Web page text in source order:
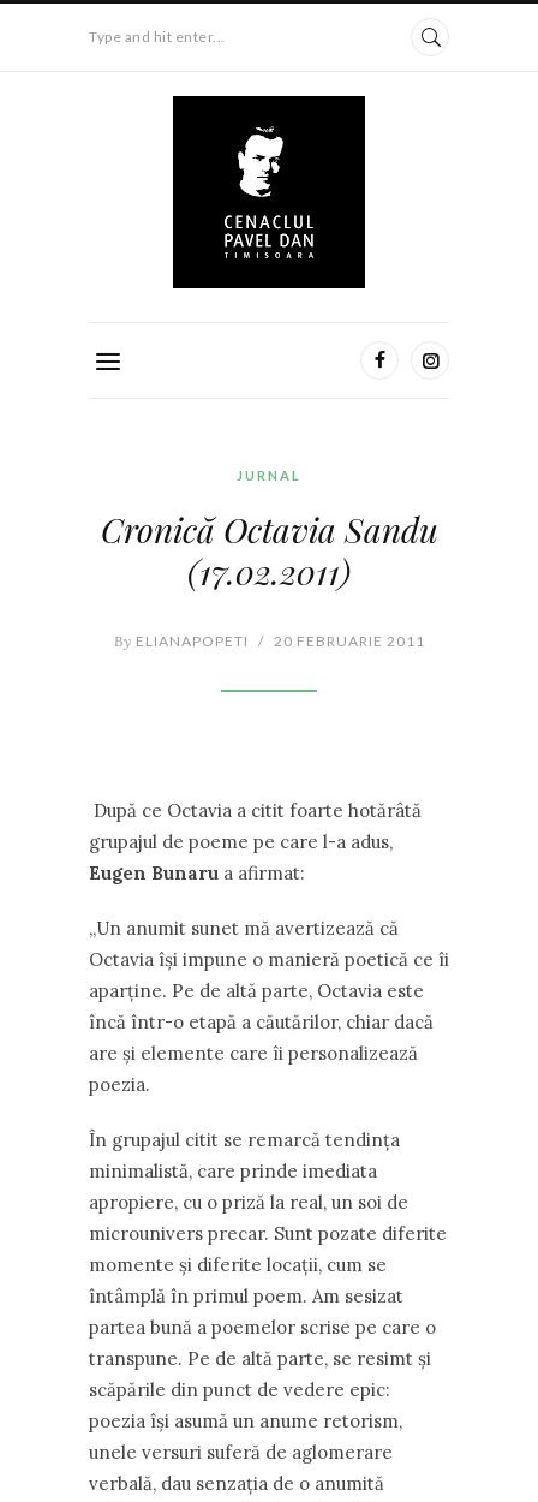
Type and hit enter...
JURNAL
Cronică Octavia Sandu
(17.02.2011)
By ELIANAPOPETI / 20 FEBRUARIE 2011
După ce Octavia a citit foarte hotărâtă
grupajul de poeme pe care l-a adus,
Eugen Bunaru a afirmat:
,,Un anumit sunet mă avertizează că
Octavia își impune o manieră poetică ce îi
aparține. Pe de altă parte, Octavia este
încă într-o etapă a căutărilor, chiar dacă
are și elemente care îi personalizează
poezia.
În grupajul citit se remarcă tendința
minimalistă, care prinde imediata
apropiere, cu o priză la real, un soi de
microunivers precar. Sunt pozate diferite
momente și diferite locații, cum se
întâmplă în primul poem. Am sesizat
partea bună a poemelor scrise pe care o
transpune. Pe de altă parte, se resimt și
scăpările din punct de vedere epic:
poezia își asumă un anume retorism,
unele versuri suferă de aglomerare
verbală, dau senzația de o anumită